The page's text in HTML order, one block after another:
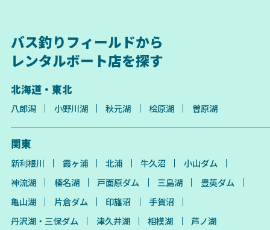
バス釣りフィールドから
レンタルボート店を探す
北海道・東北
八郎潟 小野川湖 秋元湖 桧原湖 曽原湖
関東
新利根川 霞ヶ浦 北浦 牛久沼
小山ダム
神流湖
榛名湖 戸面原ダム 三島湖
豊英ダム
亀山湖
片倉ダム 印旛沼
手賀沼
丹沢湖・三保ダム
津久井湖 相模湖 芦ノ湖